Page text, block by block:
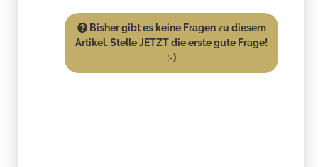
Bisher gibt es keine Fragen zu diesem
Artikel. Stelle JETZT die erste gute Frage!
:-)